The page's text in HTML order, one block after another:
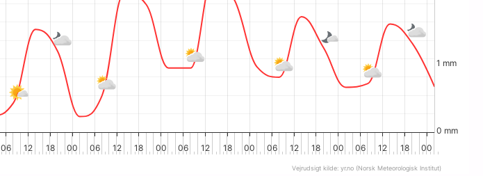
06 12 18 00 06 12 18 00 06 12 18 00 06 12 18 00 06 12 18 00
0 mm
1 mm
Vejrudsigt kilde: yr.no (Norsk Meteorologisk Institut)